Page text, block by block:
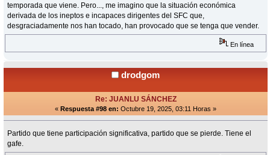
temporada que viene. Pero..., me imagino que la situación económica
derivada de los ineptos e incapaces dirigentes del SFC que,
desgraciadamente nos han tocado, han provocado que se tenga que vender.
En línea
drodgom
Re: JUANLU SÁNCHEZ
« Respuesta #98 en: Octubre 19, 2025, 03:11 Horas »
Partido que tiene participación significativa, partido que se pierde. Tiene el
gafe.